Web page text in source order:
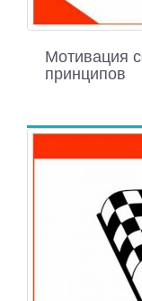
Мотивация
принципов